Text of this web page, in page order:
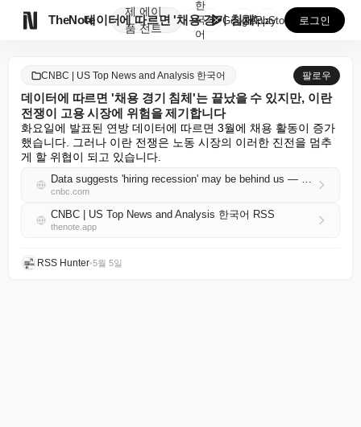
TheNote
제
품
에이
전트
데이터에 따르면 '채용 경기 침체'는 끝났을 수 있지만...
한
국
어
GooglePlay
AppStore 로그인
CNBC | US Top News and Analysis 한국어 팔로우
데이터에 따르면 '채용 경기 침체'는 끝났을 수 있지만, 이란
전쟁이 고용 시장에 위험을 제기합니다
화요일에 발표된 연방 데이터에 따르면 3월에 채용 활동이 증가
했습니다. 그러나 이란 전쟁은 노동 시장의 이러한 진전을 멈추
게 할 위협이 되고 있습니다.
Data suggests 'hiring recession' may be behind us — but the Iran war poses job market risks
cnbc.com
CNBC | US Top News and Analysis 한국어 RSS
thenote.app
RSS Hunter•5월 5일